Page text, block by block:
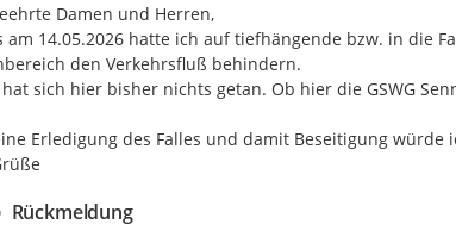
Damen und Herren,
am 14.05.2026 hatte ich auf tiefhängende bzw. in die
den Verkehrsfluß behindern.
sich hier bisher nichts getan. Ob hier die GSWG
Erledigung des Falles und damit Beseitigung würde
Rückmeldung